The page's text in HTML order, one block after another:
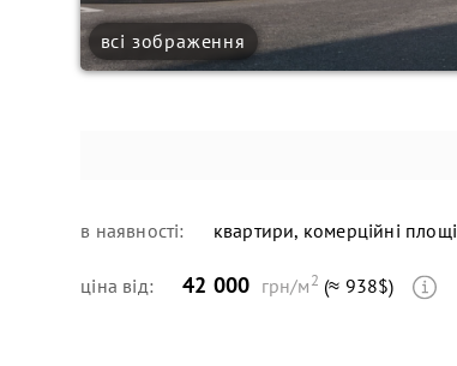
всі зображення
в наявності: квартири, комерційні площі
ціна від: 42 000 грн/м2 (≈ 938$)